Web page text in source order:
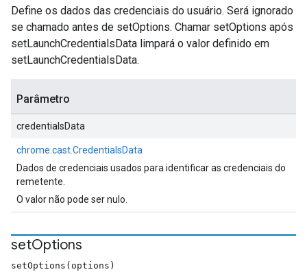
Define os dados das credenciais do usuário. Será ignorado
se chamado antes de setOptions. Chamar setOptions após
setLaunchCredentialsData limpará o valor definido em
setLaunchCredentialsData.
Parâmetro
credentialsData
chrome.cast.CredentialsData
Dados de credenciais usados para identificar as credenciais do
remetente.
O valor não pode ser nulo.
setOptions
setOptions(options)